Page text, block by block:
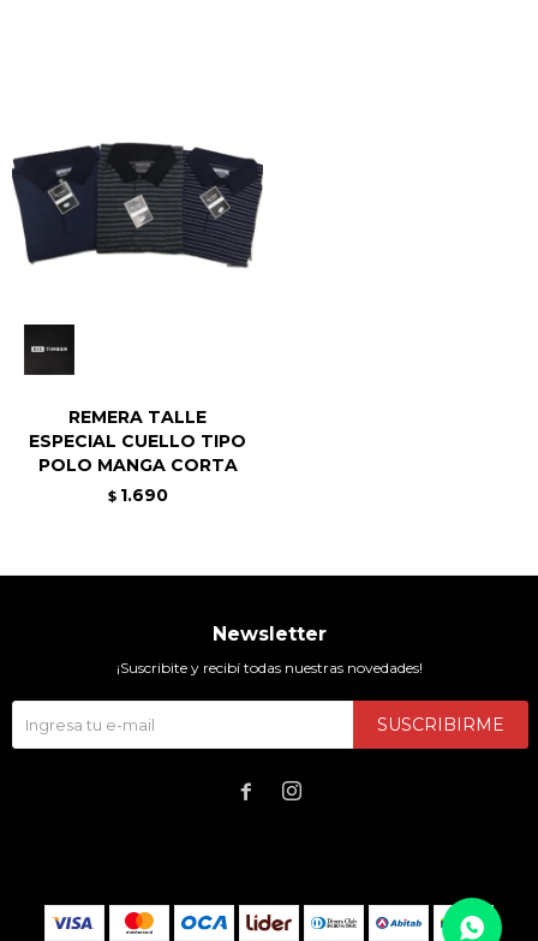
REMERA TALLE
ESPECIAL CUELLO TIPO
POLO MANGA CORTA
$ 1.690
Newsletter
¡Suscribite y recibí todas nuestras novedades!
SUSCRIBIRME
 